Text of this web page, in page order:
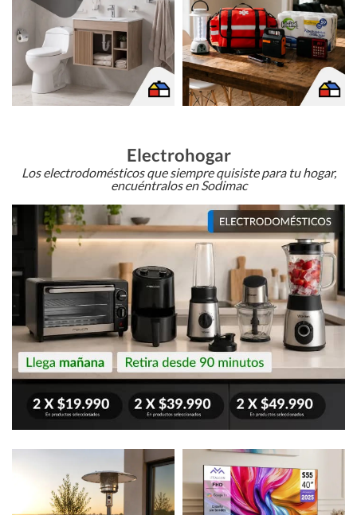
Electrohogar
Los electrodomésticos que siempre quisiste para tu hogar,
encuéntralos en Sodimac